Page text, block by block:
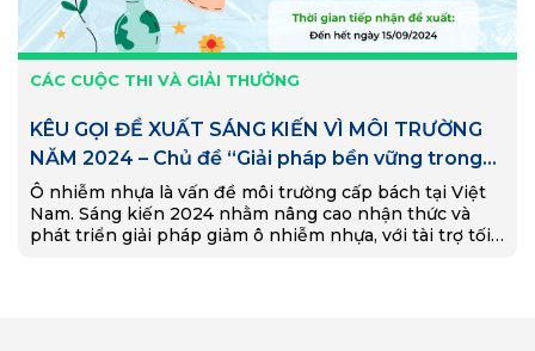
CÁC CUỘC THI VÀ GIẢI THƯỞNG
KÊU GỌI ĐỀ XUẤT SÁNG KIẾN VÌ MÔI TRƯỜNG
NĂM 2024 – Chủ đề “Giải pháp bền vững trong
giảm ô nhiễm nhựa”
Ô nhiễm nhựa là vấn đề môi trường cấp bách tại Việt
Nam. Sáng kiến 2024 nhằm nâng cao nhận thức và
phát triển giải pháp giảm ô nhiễm nhựa, với tài trợ tối